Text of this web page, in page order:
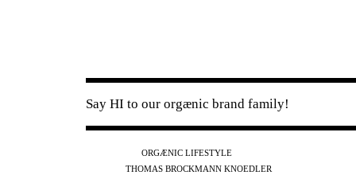
Say HI to our orgænic brand family!
ORGÆNIC LIFESTYLE
THOMAS BROCKMANN KNOEDLER